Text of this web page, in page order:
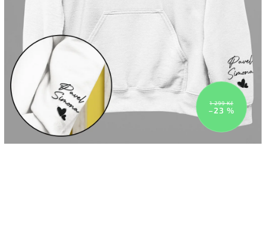
1 299 Kč
–23 %